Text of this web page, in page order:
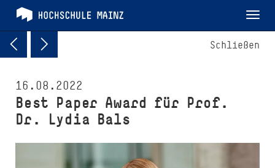
Schließen
16.08.2022
Best Paper Award für Prof.
Dr. Lydia Bals